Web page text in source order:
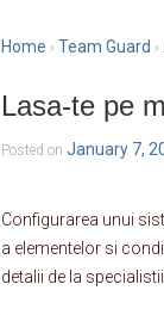
Home › Team Guard ›
Lasa-te pe
Posted on January 7,
Configurarea unui
a elementelor si
detalii de la